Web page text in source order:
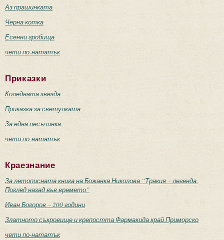
Аз прашинката
Черна котка
Есенни гробища
чети по-нататък
Приказки
Коледната звезда
Приказка за светулката
За една песъчинка
чети по-нататък
Краезнание
За летописната книга на Божанка Николова “Тракия – легенда.
Поглед назад във времето”
Иван Богоров – 200 години
Златното съкровище и крепостта Фармакида край Приморско
чети по-нататък